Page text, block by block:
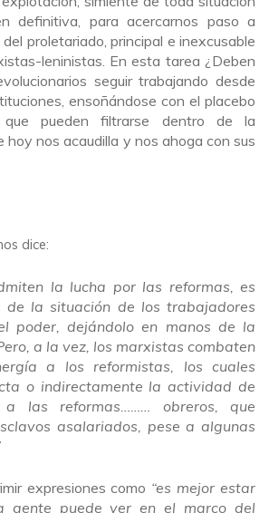
definitiva, para acercarnos paso a
proletariado, principal e inexcusable
leninistas. En esta tarea ¿Deben
seguir trabajando desde
ensoñándose con el placebo
pueden filtrarse dentro de la
hoy nos acaudilla y nos ahoga con sus
dice:
la lucha por las reformas, es
de la situación de los trabajadores
poder, dejándolo en manos de la
a la vez, los marxistas combaten
a los reformistas, los cuales
o indirectamente la actividad de
las reformas……… obreros, que
asalariados, pese a algunas
expresiones como “es mejor estar
gente puede ver en el marco del